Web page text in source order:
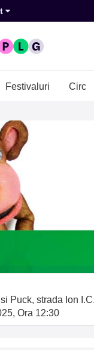
Festivaluri Circ
Puck, strada Ion
Ora 12:30